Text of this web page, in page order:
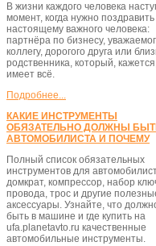
В жизни каждого человека
момент, когда нужно
настоящему важного человека:
партнёра по бизнесу,
коллегу, дорогого друга или
родственника, который,
имеет всё.
Подробнее...
КАКИЕ ИНСТРУМЕНТЫ
ОБЯЗАТЕЛЬНО ДОЛЖНЫ
АВТОМОБИЛИСТА И ПОЧЕМУ
Полный список обязательных
инструментов для
домкрат, компрессор, набор
провода, трос и другие
аксессуары. Узнайте, что
быть в машине и где купить на
ufa.planetavto.ru качественные
автомобильные инструменты.